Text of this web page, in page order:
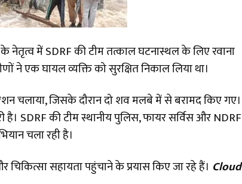
नेतृत्व में SDRF की टीम तत्काल घटनास्थल के लिए रवाना
ने एक घायल व्यक्ति को सुरक्षित निकाल लिया था।
चलाया, जिसके दौरान दो शव मलबे में से बरामद किए गए।
है। SDRF की टीम स्थानीय पुलिस, फायर सर्विस और NDRF
चला रही है।
और चिकित्सा सहायता पहुंचाने के प्रयास किए जा रहे हैं। Cloud